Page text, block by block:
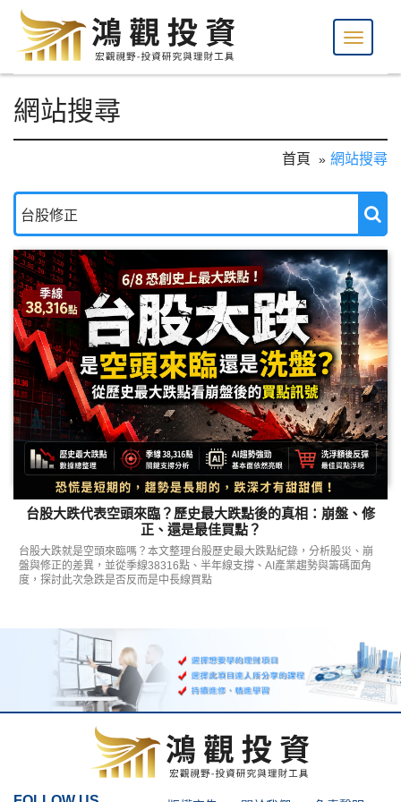
網站搜尋
首頁 網站搜尋
台股大跌代表空頭來臨？歷史最大跌點後的真相：崩盤、修
正、還是最佳買點？
台股大跌就是空頭來臨嗎？本文整理台股歷史最大跌點紀錄，分析股災、崩
盤與修正的差異，並從季線38316點、半年線支撐、AI產業趨勢與籌碼面角
度，探討此次急跌是否反而是中長線買點